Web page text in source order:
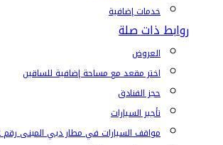
خدمات إضافية
روابط ذات صلة
العروض
اختر مقعد مع مساحة إضافية للساقين
حجز الفنادق
تأجير السيارات
مواقف السيارات في مطار دبي المبنى رقم 2